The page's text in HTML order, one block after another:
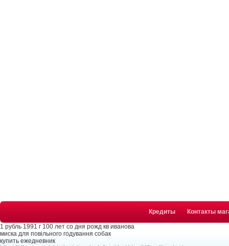
Кредиты Контакты
1 рубль 1991 г 100 лет со дня рожд кв иванова
миска для повільного годування собак
купить ежедневник